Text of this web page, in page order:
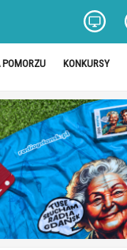
KONKURSY